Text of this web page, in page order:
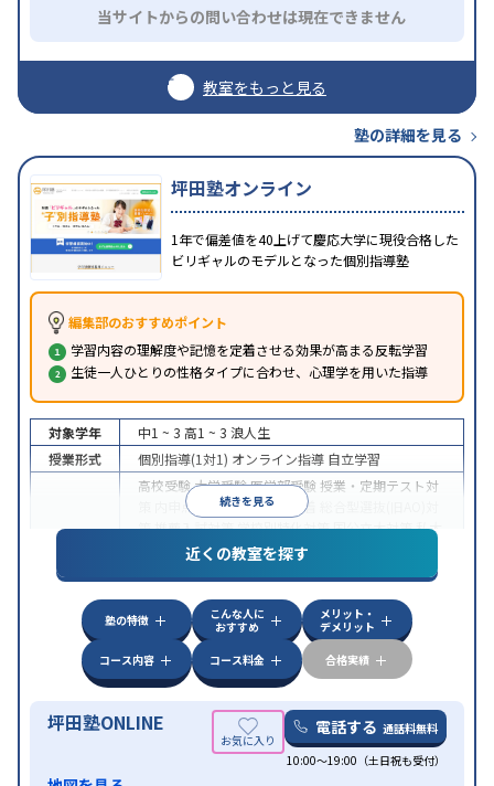
当サイトからの問い合わせは現在できません
教室をもっと見る
塾の詳細を見る
坪田塾オンライン
1年で偏差値を40上げて慶応大学に現役合格した
ビリギャルのモデルとなった個別指導塾
編集部のおすすめポイント
学習内容の理解度や記憶を定着させる効果が高まる反転学習
生徒一人ひとりの性格タイプに合わせ、心理学を用いた指導
続きを見る
対象学年 中1 ~ 3 高1 ~ 3 浪人生
授業形式
個別指導(1対1) オンライン指導 自立学習
高校受験大学受験医学部受験 授業・定期テスト対
内申点対策学習習慣の定着
策推薦入試対策学校別特化対策国公立大対策私大
共通テスト対策英検(英語検定)対策
その
特徴
中高一貫校生に対応授業の振替可能 不登校生に対
学習にPC・タブレットを利用オンライン対応
科目から受講可能季節講習のみの受講可発達障害
の子どもに対応
近くの教室を探す
塾の特徴
こんな人に
おすすめ
メリット・
デメリット
コース内容
コース料金 合格実績
坪田塾ONLINE 電話する 通話料無料
10:00～19:00（土日祝も受付）